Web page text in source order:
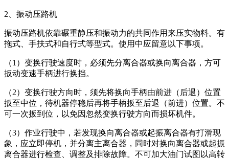
2、振动压路机
振动压路机依靠碾重静压和振动力的共同作用来压实物料。有
拖式、手扶式和自行式等型式。使用中应留意以下事项。
（1）变换行驶速度时，必须先分离合器或换向离合器，方可
扳动变速手柄进行换挡。
（2）变换行驶方向时，须先将换向手柄由前进（后退）位置
扳至中位，待机器停稳后再将手柄扳至后退（前进）位置。不
可一次扳到位，以免因忽然变换行驶方向而损坏机件。
（3）作业行驶中，若发现换向离合器或起振离合器有打滑现
象，应立即停机，并分离主离合器，同时对换向离合器或起振
离合器进行检查、调整及排除故障。不可加大油门试图以高转